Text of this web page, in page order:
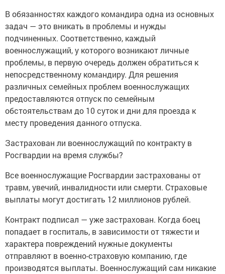
В обязанностях каждого командира одна из основных
задач — это вникать в проблемы и нужды
подчиненных. Соответственно, каждый
военнослужащий, у которого возникают личные
проблемы, в первую очередь должен обратиться к
непосредственному командиру. Для решения
различных семейных проблем военнослужащих
предоставляются отпуск по семейным
обстоятельствам до 10 суток и дни для проезда к
месту проведения данного отпуска.
Застрахован ли военнослужащий по контракту в
Росгвардии на время службы?
Все военнослужащие Росгвардии застрахованы от
травм, увечий, инвалидности или смерти. Страховые
выплаты могут достигать 12 миллионов рублей.
Контракт подписал — уже застрахован. Когда боец
попадает в госпиталь, в зависимости от тяжести и
характера повреждений нужные документы
отправляют в военно-страховую компанию, где
производятся выплаты. Военнослужащий сам никакие